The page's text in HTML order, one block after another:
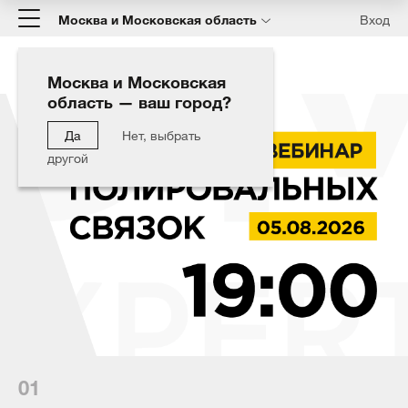
Москва и Московская область
Москва и Московская
область — ваш город?
Да
Нет, выбрать
другой
Вход
01
02
03
04
05
06
07
08
09
10